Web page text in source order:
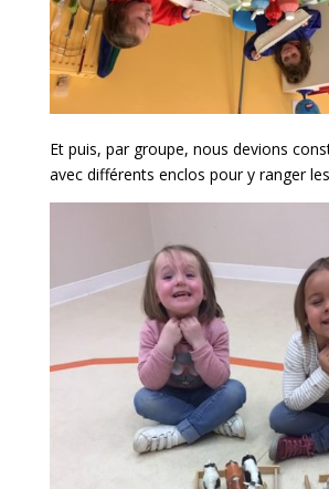
Et puis, par groupe, nous devions
avec différents enclos pour y ranger